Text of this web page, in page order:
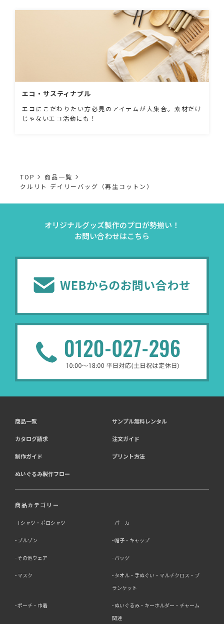
エコ・サスティナブル
エコにこだわりたい方必見のアイテムが大集合。素材だけ
じゃないエコ活動にも！
TOP
商品一覧
クルリト デイリーバッグ（再生コットン）
オリジナルグッズ製作のプロが勢揃い！
お問い合わせはこちら
商品一覧 サンプル無料レンタル
カタログ請求 注文ガイド
制作ガイド プリント方法
ぬいぐるみ製作フロー
商品カテゴリー
Tシャツ・ポロシャツ パーカ
ブルゾン 帽子・キャップ
その他ウェア バッグ
マスク
タオル・手ぬぐい・マルチクロス・ブ
ランケット
ポーチ・巾着
ぬいぐるみ・キーホルダー・チャーム
関連